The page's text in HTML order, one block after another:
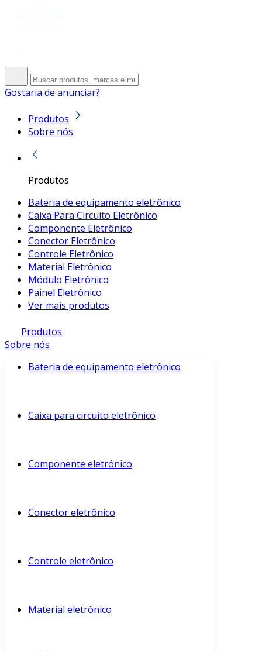
Gostaria de anunciar?
Produtos
Sobre nós
Produtos
Bateria de equipamento eletrônico
Caixa Para Circuito Eletrônico
Componente Eletrônico
Conector Eletrônico
Controle Eletrônico
Material Eletrônico
Módulo Eletrônico
Painel Eletrônico
Ver mais produtos
Produtos
Sobre nós
Bateria de equipamento eletrônico
Caixa para circuito eletrônico
Componente eletrônico
Conector eletrônico
Controle eletrônico
Material eletrônico